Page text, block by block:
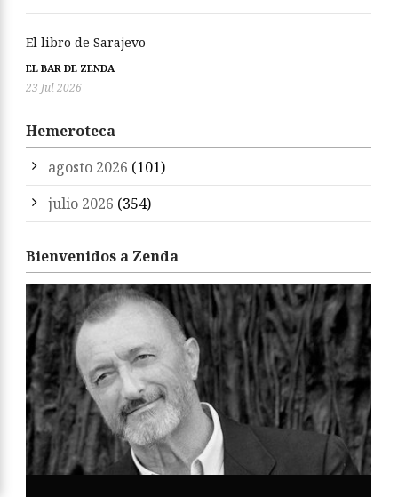
El libro de Sarajevo
EL BAR DE ZENDA
23 Jul 2026
Hemeroteca
agosto 2026 (101)
julio 2026 (354)
Bienvenidos a Zenda